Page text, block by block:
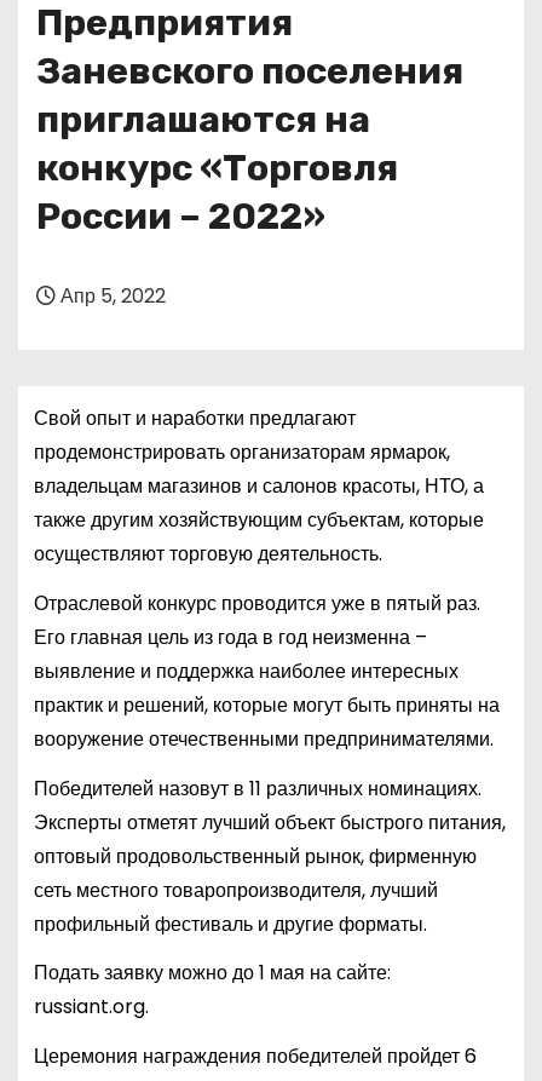
Предприятия
Заневского поселения
приглашаются на
конкурс «Торговля
России – 2022»
Апр 5, 2022
Свой опыт и наработки предлагают
продемонстрировать организаторам ярмарок,
владельцам магазинов и салонов красоты, НТО, а
также другим хозяйствующим субъектам, которые
осуществляют торговую деятельность.
Отраслевой конкурс проводится уже в пятый раз.
Его главная цель из года в год неизменна –
выявление и поддержка наиболее интересных
практик и решений, которые могут быть приняты на
вооружение отечественными предпринимателями.
Победителей назовут в 11 различных номинациях.
Эксперты отметят лучший объект быстрого питания,
оптовый продовольственный рынок, фирменную
сеть местного товаропроизводителя, лучший
профильный фестиваль и другие форматы.
Подать заявку можно до 1 мая на сайте:
russiant.org.
Церемония награждения победителей пройдет 6